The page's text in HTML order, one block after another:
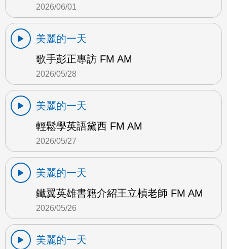
2026/06/01
美麗的一天
歌手彭正專訪 FM AM
2026/05/28
美麗的一天
輕鬆學英語黛西 FM AM
2026/05/27
美麗的一天
鐵翼英雄書籍介紹王立楨老師 FM AM
2026/05/26
美麗的一天